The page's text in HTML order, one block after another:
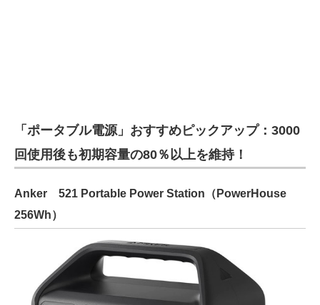
「ポータブル電源」おすすめピックアップ：3000
回使用後も初期容量の80％以上を維持！
Anker 521 Portable Power Station（PowerHouse
256Wh）